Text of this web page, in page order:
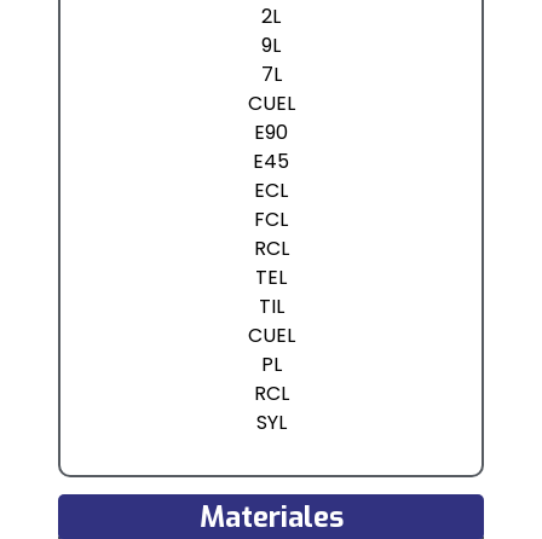
2L
9L
7L
CUEL
E90
E45
ECL
FCL
RCL
TEL
TIL
CUEL
PL
RCL
SYL
Materiales